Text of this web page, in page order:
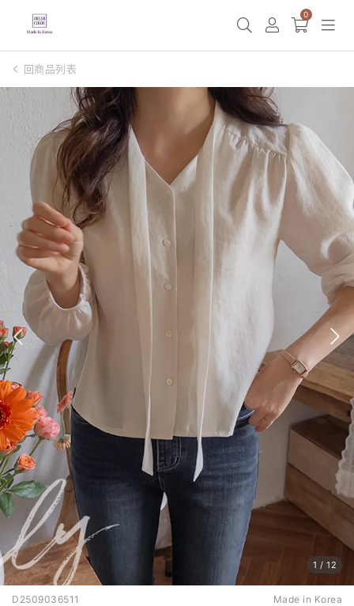
0
回商品列表
1 / 12
D2509036511 Made in Korea